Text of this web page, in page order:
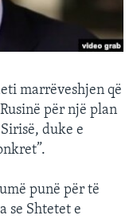
marrëveshjen që
për një plan
duke e
punë për të
se Shtetet e